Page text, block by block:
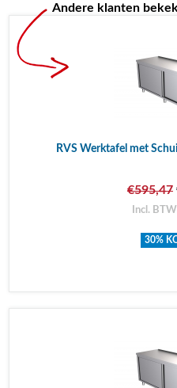
Andere klanten
RVS Werktafel met
€595,47
Incl.
30%